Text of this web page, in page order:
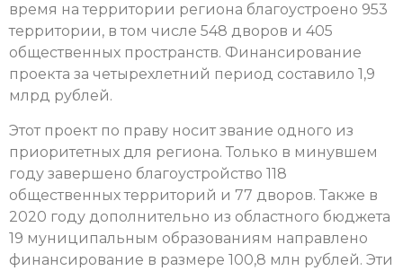
время на территории региона благоустроено 953
территории, в том числе 548 дворов и 405
общественных пространств. Финансирование
проекта за четырехлетний период составило 1,9
млрд рублей.
Этот проект по праву носит звание одного из
приоритетных для региона. Только в минувшем
году завершено благоустройство 118
общественных территорий и 77 дворов. Также в
2020 году дополнительно из областного бюджета
19 муниципальным образованиям направлено
финансирование в размере 100,8 млн рублей. Эти